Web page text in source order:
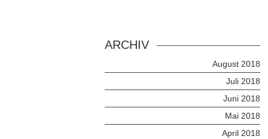
ARCHIV
August 2018
Juli 2018
Juni 2018
Mai 2018
April 2018